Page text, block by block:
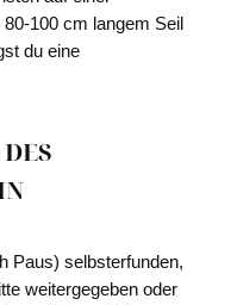
100 cm langem Seil
du eine
Paus) selbsterfunden,
weitergegeben oder